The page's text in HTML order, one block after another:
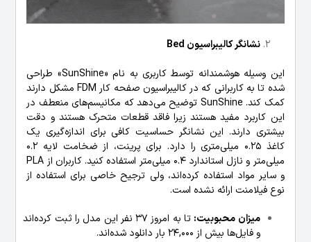
نشانگر کالیبراسیون Bed
این وسیله هوشمندانه توسط کاربری به نام «SunShine» طراحی
شده تا به کاربرانی که در کالیبراسیون صفحه کار FDM مشکل دارند
کمک کند. SunShine توضیح می‌دهد که مکانیسم‌های منعطف در
این کاربرد مفید هستند زیرا فاقد قطعات متحرک هستند و دقت
بیشتری دارند. این نشانگر حساسیت کافی برای اندازه‌گیری یک
کاغذ 0.25 میلی‌متری را دارد. برای پرینت، از ضخامت لایه 0.2
میلی‌متر و نازل استاندارد 0.4 میلی‌متر استفاده کنید. کاربران از PLA
و سایر مواد استفاده کرده‌اند، ولی ترجیح خاصی برای استفاده از
نوع فیلامنت ارائه نشده است.
میزان محبوبیت:
تا به امروز 37 نفر این مدل را ثبت کرده‌اند
و فایل‌ها بیش از 24,000 بار دانلود شده‌اند.